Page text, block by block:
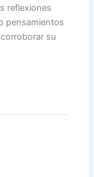
reflexiones
pensamientos
su